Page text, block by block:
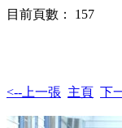
目前頁數： 157
<--上一張 主頁 下